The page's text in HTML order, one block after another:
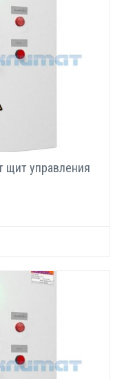
щит управления